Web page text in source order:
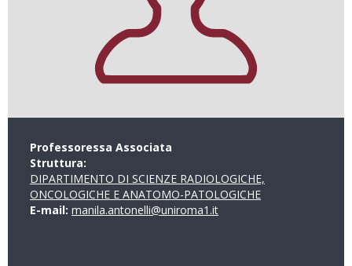
Professoressa Associata
Struttura:
DIPARTIMENTO DI SCIENZE RADIOLOGICHE,
ONCOLOGICHE E ANATOMO-PATOLOGICHE
E-mail: manila.antonelli@uniroma1.it